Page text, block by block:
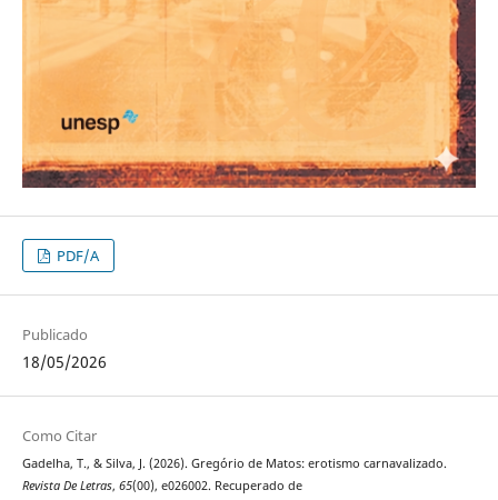
PDF/A
Publicado
18/05/2026
Como Citar
Gadelha, T., & Silva, J. (2026). Gregório de Matos: erotismo carnavalizado.
Revista De Letras, 65(00), e026002. Recuperado de